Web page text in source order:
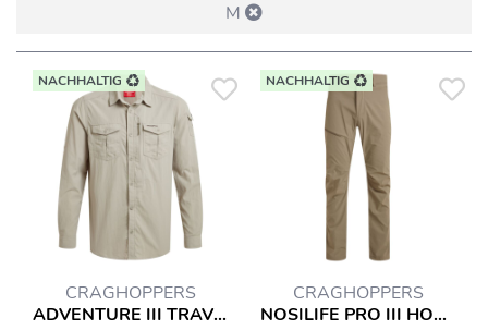
M
NACHHALTIG
CRAGHOPPERS
ADVENTURE III TRAVEL HEMD
NACHHALTIG
CRAGHOPPERS
NOSILIFE PRO III HOSE MIT INSEKTENSCHUTZ